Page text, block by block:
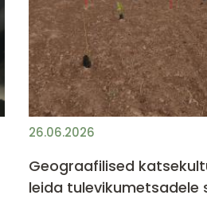
26.06.2026
Geograafilised
leida tulevikumetsadele